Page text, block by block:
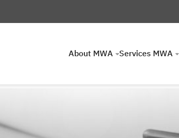
About MWA Services MWA